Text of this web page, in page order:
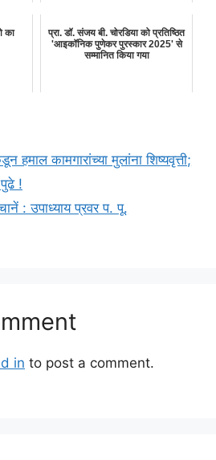
का
प्रा. डॉ. संजय बी. चोरडिया को प्रतिष्ठित
'आइकॉनिक पुणेकर पुरस्कार 2025' से
सम्मानित किया गया
कामगारांच्या मुलांना शिष्यवृत्ती;
पुढे !
: उपाध्याय प्रवर प. पू.
in to post a comment.